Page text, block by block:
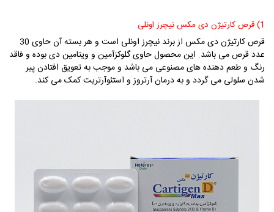
1) قرص کارتیژن دی مکس نیچرز اونلی
قرص کارتیژن دی مکس از برند نیچرز اونلی است و هر بسته آن حاوی 30
عدد قرص می باشد. این محصولحاوی گلوکزآمین و ویتامین دی بوده و فاقد
رنگ و طعم دهنده های مصنوعی می باشد و موجب به تعویق افتادن پیر
شدن سلولی می گردد و به درمان آرتروز و استئوآرتریت کمک می کند.